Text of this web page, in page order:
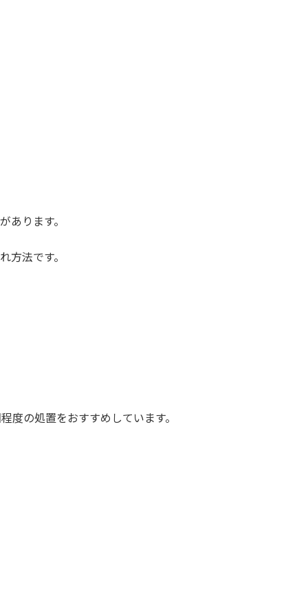
ります。
法です。
の処置をおすすめしています。